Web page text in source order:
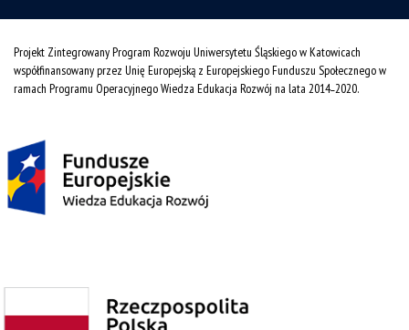
Projekt Zintegrowany Program Rozwoju Uniwersytetu Śląskiego w Katowicach
współfinansowany przez Unię Europejską z Europejskiego Funduszu Społecznego w
ramach Programu Operacyjnego Wiedza Edukacja Rozwój na lata 2014˗2020.